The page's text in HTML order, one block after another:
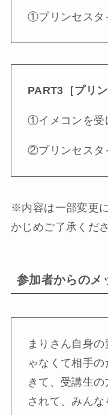
①プリンセスタ
PART3［プリ
①イメコンを受
②プリンセスタ
※内容は一部変更
かじめご了承くださ
参加者からのメ
まりさん自身
ゃなくて相手
きて、受講生
されて、みん